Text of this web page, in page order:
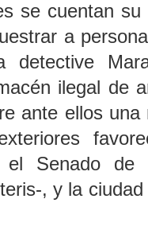
se cuentan
a
detective
ilegal de
ante ellos
el Senado de
, y la